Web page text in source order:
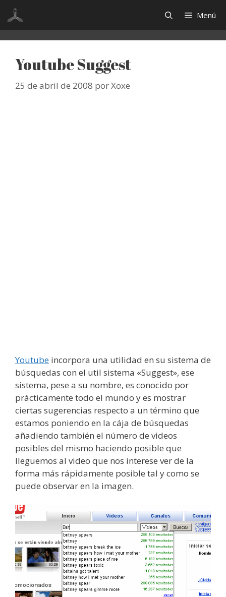
Saltar
contenido
Menú
Youtube Suggest
25 de abril de 2008 porXoxe
Youtube incorpora una utilidad en su sistema de
búsquedas con el util sistema «Suggest», ese
sistema, pese a su nombre, es conocido por
prácticamente todo el mundo y es mostrar
ciertas sugerencias respecto a un término que
estamos poniendo en la cája de búsquedas
añadiendo también el número de videos
posibles del mismo haciendo posible que
lleguemos al video que nos interese ver de la
forma más rápidamente posible tal y como se
puede observar en la imagen.